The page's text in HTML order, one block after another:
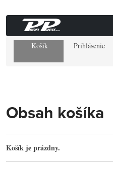
Košík Prihlásenie
Obsah košíka
Košík je prázdny.